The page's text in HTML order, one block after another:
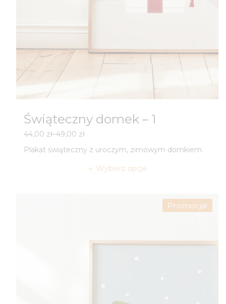
Świąteczny domek – 1
44,00 zł–49,00 zł
Zakres
od
Plakat świąteczny z uroczym, zimowym domkiem.
Wybierz opcje
Promocja!